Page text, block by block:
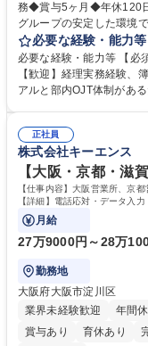
務◆賞与5ヶ月◆年休120日◆残業
グループの安定した環境
をお任せします。 労務と
度改定などのコア業務にも
理、給与計算、社会保険
き、社内規定の改定や人
でも質問・相談できる環境
集職種 【森ビルG】人
リモート可
必要な経験・能力等
必要な経験・能力等 【必
【歓迎】経理実務経験、
アルと部内OJT体制があ
務に挑戦できるため、自
きます。 残業少なめ、週
ち長期活躍できる環境で
キャリアを築きたい」と
歴・資格 学歴：大学院
簿記検定1級 日商簿記検
正社員
株式会社キーエンス
【大阪・京都・
【仕事内容】大阪営業所、京
【詳細】電話応対・データ入
で発生する事務業務や業務改善
月給
27万9000円～28万
勤務地
大阪府大阪市淀川区
業界未経験歓迎
年間
賞与あり
育休あり